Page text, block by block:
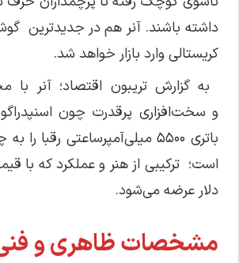
داشته باشند. آنر هم در جدیدترین
کریستالی وارد بازار خواهد شد.
باتری ۵۵۰۰ میلی‌آمپرساعتی رقبا
دلار عرضه می‌شود.
مشخصات ظاهری و فنی